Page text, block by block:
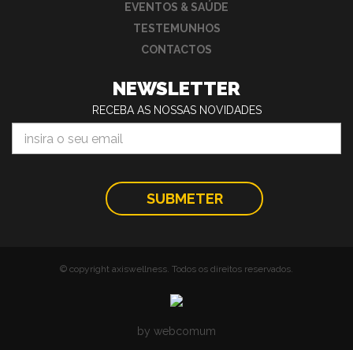
EVENTOS & SAÚDE
TESTEMUNHOS
CONTACTOS
NEWSLETTER
RECEBA AS NOSSAS NOVIDADES
© copyright axiswellness. Todos os direitos reservados.
by webcomum